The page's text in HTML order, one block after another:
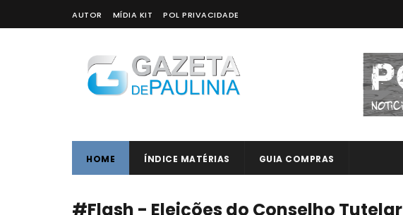
AUTOR MÍDIA KIT POL PRIVACIDADE
HOME ÍNDICE MATÉRIAS GUIA COMPRAS
#Flash - Eleições do Conselho Tutelar